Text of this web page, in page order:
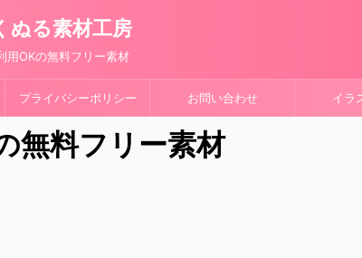
ぬる素材工房
用OKの無料フリー素材
プライバシーポリシー お問い合わせ イラ
無料フリー素材